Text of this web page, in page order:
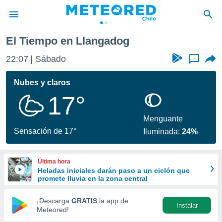
de
por
se
calidad.
a este
las
y
forma
digital
basada
El Tiempo en Llangadog
22:07 Sábado ...
Nubes y claros
17°
Sensación de 17°
Menguante
Iluminada:24%
Última hora
Heladas iniciales darán paso a un ciclón que
promete lluvia en la zona central
¡Descarga GRATIS la app de
Meteored!
Instalar